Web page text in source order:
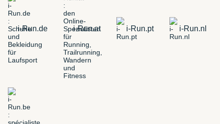
i-Run.de i-Run.at i-Run.pt i-Run.nl